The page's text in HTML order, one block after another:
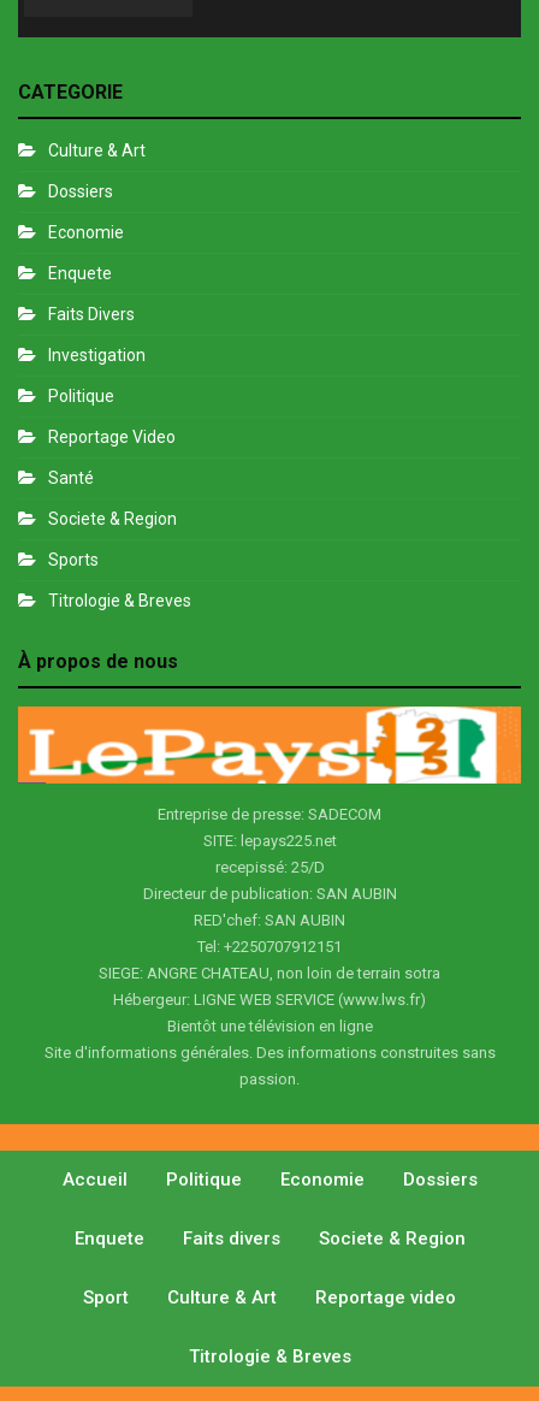
CATEGORIE
Culture & Art
Dossiers
Economie
Enquete
Faits Divers
Investigation
Politique
Reportage Video
Santé
Societe & Region
Sports
Titrologie & Breves
À propos de nous
Entreprise de presse: SADECOM
SITE: lepays225.net
recepissé: 25/D
Directeur de publication: SAN AUBIN
RED'chef: SAN AUBIN
Tel: +2250707912151
SIEGE: ANGRE CHATEAU, non loin de terrain sotra
Hébergeur: LIGNE WEB SERVICE (www.lws.fr)
Bientôt une télévision en ligne
Site d'informations générales. Des informations construites sans
passion.
Accueil Politique Economie Dossiers
Enquete Faits divers Societe & Region
Sport Culture & Art Reportage video
Titrologie & Breves